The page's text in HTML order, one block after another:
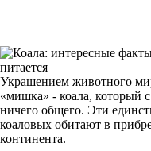
Украшением животного
«мишка» - коала, который
ничего общего. Эти
коаловых обитают в
континента.